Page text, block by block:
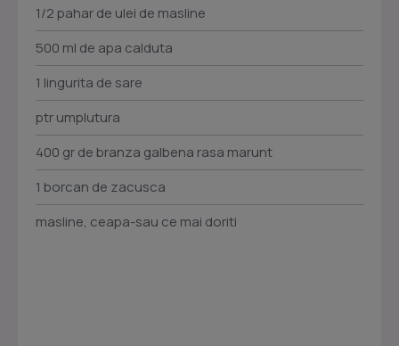
1/2 pahar de ulei de masline
500 ml de apa calduta
1 lingurita de sare
ptr umplutura
400 gr de branza galbena rasa marunt
1 borcan de zacusca
masline, ceapa-sau ce mai doriti